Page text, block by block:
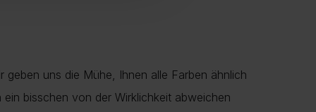
uns die Mühe, Ihnen alle Farben ähnlich
bisschen von der Wirklichkeit abweichen